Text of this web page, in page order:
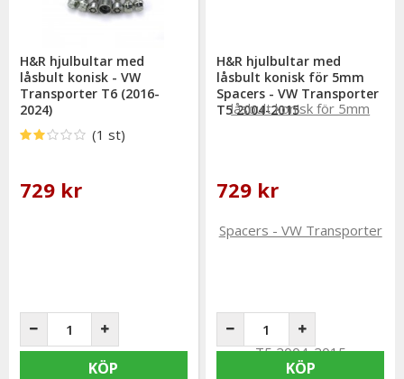
H&R hjulbultar med
låsbult konisk - VW
Transporter T6 (2016-
2024)
(1 st)
729 kr
KÖP
H&R hjulbultar med
låsbult konisk för 5mm
Spacers - VW Transporter
T5 2004-2015
729 kr
KÖP